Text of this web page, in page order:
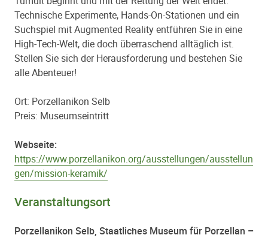
Technische Experimente, Hands-On-Stationen und ein
Suchspiel mit Augmented Reality entführen Sie in eine
High-Tech-Welt, die doch überraschend alltäglich ist.
Stellen Sie sich der Herausforderung und bestehen Sie
alle Abenteuer!
Ort: Porzellanikon Selb
Preis: Museumseintritt
Webseite:
https://www.porzellanikon.org/ausstellungen/ausstellun
gen/mission-keramik/
Veranstaltungsort
Porzellanikon Selb, Staatliches Museum für Porzellan –